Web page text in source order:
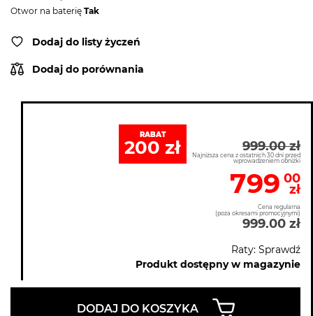
Otwor na baterię Tak
Dodaj do listy życzeń
Dodaj do porównania
RABAT
200 zł 999.00 zł
Najniższa cena z ostatnich 30 dni przed
wprowadzeniem obniżki
799 00
zł
Cena regularna
(poza okresami promocyjnymi)
999.00 zł
Raty: Sprawdź
Produkt dostępny w magazynie
DODAJ DO KOSZYKA